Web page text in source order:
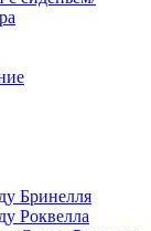
Бринелля
Роквелла